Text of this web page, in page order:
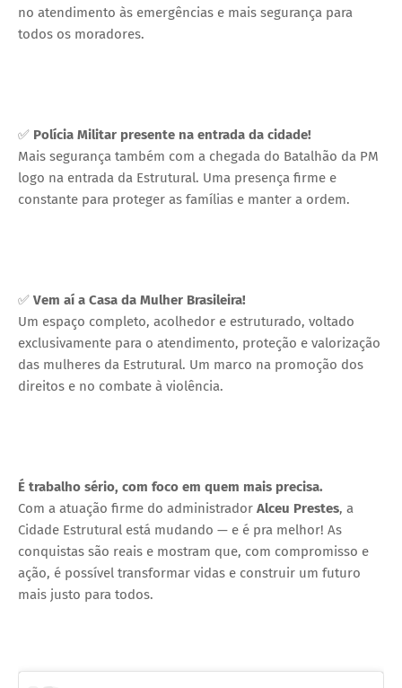
no atendimento às emergências e mais segurança para
todos os moradores.
✅ Polícia Militar presente na entrada da cidade!
Mais segurança também com a chegada do Batalhão da PM
logo na entrada da Estrutural. Uma presença firme e
constante para proteger as famílias e manter a ordem.
✅ Vem aí a Casa da Mulher Brasileira!
Um espaço completo, acolhedor e estruturado, voltado
exclusivamente para o atendimento, proteção e valorização
das mulheres da Estrutural. Um marco na promoção dos
direitos e no combate à violência.
É trabalho sério, com foco em quem mais precisa.
Com a atuação firme do administrador Alceu Prestes, a
Cidade Estrutural está mudando — e é pra melhor! As
conquistas são reais e mostram que, com compromisso e
ação, é possível transformar vidas e construir um futuro
mais justo para todos.